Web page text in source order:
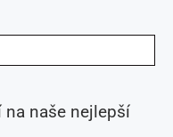
na naše nejlepší